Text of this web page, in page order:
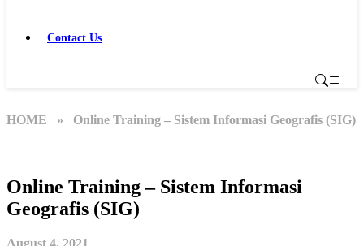
Contact Us
HOME » Online Training – Sistem Informasi Geografis (SIG)
Online Training – Sistem Informasi
Geografis (SIG)
August 4, 2021